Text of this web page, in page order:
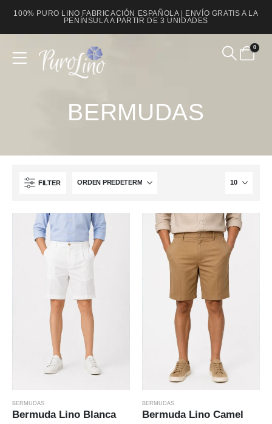
100% PURO LINO FABRICACIÓN ESPAÑOLA | ENVÍO GRATIS A LA
PENÍNSULA A PARTIR DE 3 UNIDADES
0
BERMUDAS
FILTER
BERMUDAS
Bermuda Lino Blanca
BERMUDAS
Bermuda Lino Camel